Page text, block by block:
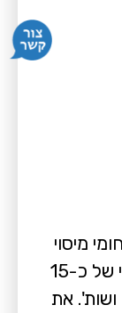
מיסוי
מוניציפאלי ומשפט ציבורי ומנהלי של כ-15
ושות'. את